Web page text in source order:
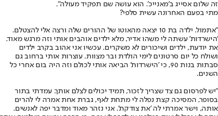
זה שלום אסייג ב'מאנייכ'. הוא עושה שם תפקיד מעולה".
מתי בפעם האחרונה עשית סלפי?
"אתמול. ילדה בת 10 יצאה מהאוטו של ההורים שלה ורצה אלי להצטלם.
'הישרדות' עשתה לי משהו אדיר, מלא ילדים אוהבים אותי וזה מרגש מאוד.
את יודעת, ילדים ושיכורים לא משקרים. עכשיו אני אהוב בקרב ילדים
ושולח כל יום סרטונים לימי הולדת ובר מצוות. עוצרות אותי ברחוב גם
סבתות בנות 90, כי 'הישרדות' הביאה אותי לכולם וזה היה בום אחרי כל
השנים.
"יש לפרסום גם צד שצריך לזכור, תמיד יכולים לצלם אותך. עמדתי בתור
בסופר, המסיכה קצת נפלה לי מתחת לאף, גברת אחת אמרה לי להרים
אותה, וישר אמרתי לה 'את צודקת'. אני נזהר מאוד ומדבר יפה לאנשים.